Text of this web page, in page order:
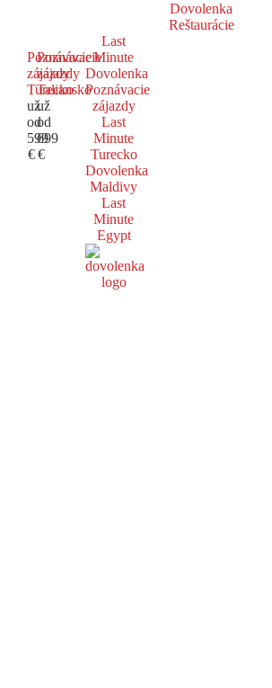
Dovolenka
Reštaurácie
Poznávacie
zájazdy
Turecko
už
od
599
€
Poznávacie
zájazdy
Taliansko
už
od
699
€
Last
Minute
Dovolenka
Poznávacie
zájazdy
Last
Minute
Turecko
Dovolenka
Maldivy
Last
Minute
Egypt